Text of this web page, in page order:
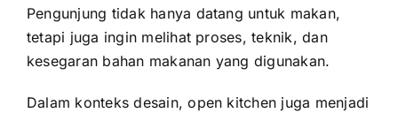
Pengunjung tidak hanya datang untuk makan,
tetapi juga ingin melihat proses, teknik, dan
kesegaran bahan makanan yang digunakan.
Dalam konteks desain, open kitchen juga menjadi